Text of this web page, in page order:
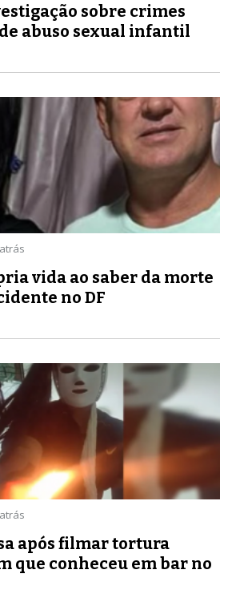
sobre crimes
abuso sexual infantil
vida ao saber da morte
no DF
após filmar tortura
que conheceu em bar no